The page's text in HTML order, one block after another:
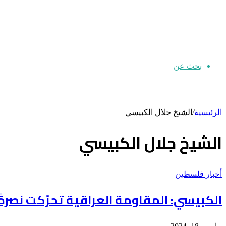
بحث عن
الرئيسية/ الشيخ جلال الكبيسي
الشيخ جلال الكبيسي
أخبار فلسطين
الكبيسي: المقاومة العراقية تحرّكت